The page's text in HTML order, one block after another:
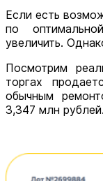
Если есть
по
увеличить.
Посмотрим
торгах
обычным
3,347 млн рублей.